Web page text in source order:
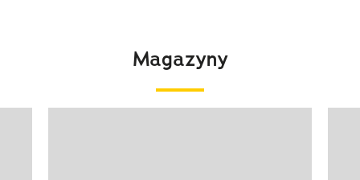
Magazyny